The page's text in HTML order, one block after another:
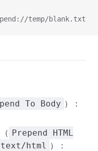
temp/blank.txt
To Body ）：
Prepend HTML
text/html ）：